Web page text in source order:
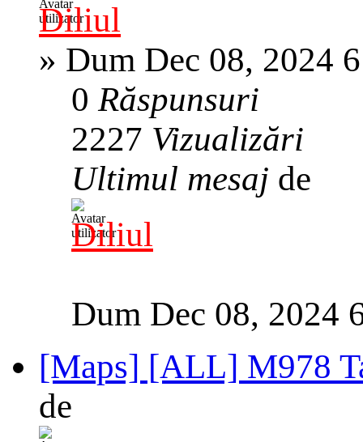
Diliul
» Dum Dec 08, 2024
0Răspunsuri
2227 Vizualizări
Ultimul mesaj de
Diliul
Dum Dec 08, 2024
[Maps] [ALL] M978
de